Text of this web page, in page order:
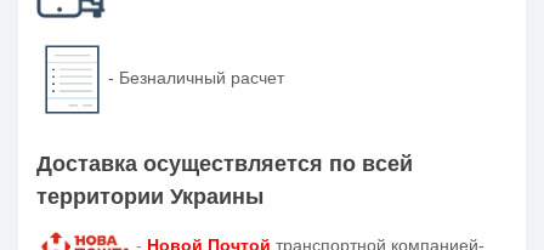
- Безналичный расчет
Доставка осуществляется по всей
территории Украины
- Новой Почтой транспортной компанией-